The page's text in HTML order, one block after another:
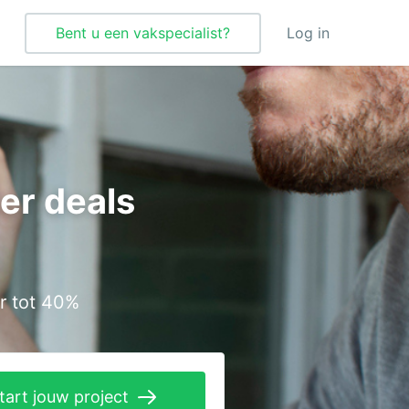
Bent u een vakspecialist? Log in
Vloeren
Vochtbestrijding
deals
tot 40%
jouw project